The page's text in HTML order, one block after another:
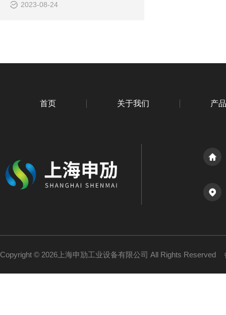
2023-08-24
首页 关于我们 产
Copyright © 2026上海申劢工业设备有限公司 All Rights Reserved